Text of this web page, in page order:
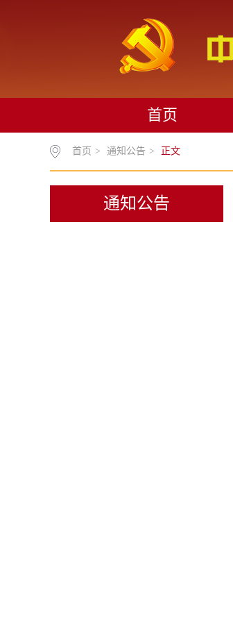
首页
首页 > 通知公告 > 正文
通知公告